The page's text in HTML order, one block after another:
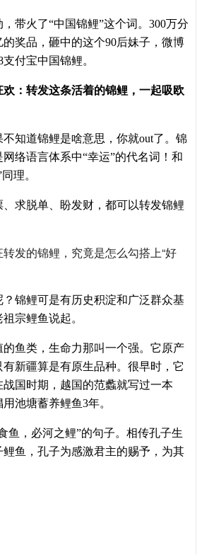
带火了“中国锦鲤”这个词。300万分
奖品，砸中的这个90后妹子，微博
付宝中国锦鲤。
欢：转发这条活着的锦鲤，一起吸欧
知道锦鲤是啥意思，你就out了。锦
络语言体系中“幸运”的代名词！和
理。
求脱单、盼发财，都可以转发锦鲤
锦鲤可是有历史积淀和广泛群众基
宗鲤鱼说起。
鱼类，生命力那叫一个强。它原产
新疆算是有原生品种。很早时，它
国时期，越国的范蠡就写过一本
池塘蓄养鲤鱼3年。
鱼，必河之鲤”的句子。相传孔子生
鱼，孔子为感激君主的赐予，为其